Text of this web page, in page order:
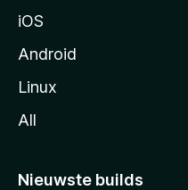
iOS
Android
Linux
All
Nieuwste builds